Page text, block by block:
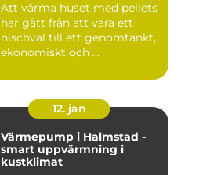
Att värma huset med pellets
har gått från att vara ett
nischval till ett genomtänkt,
ekonomiskt och ...
12. jan
Värmepump i Halmstad -
smart uppvärmning i
kustklimat